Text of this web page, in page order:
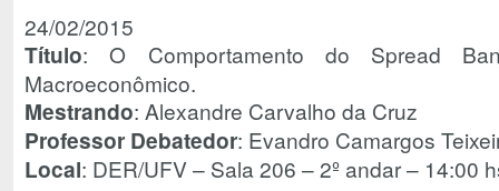
24/02/2015
Título: O Comportamento do Spread
Macroeconômico.
Mestrando: Alexandre Carvalho da Cruz
Professor Debatedor: Evandro Camargos
Local: DER/UFV – Sala 206 – 2º andar – 14:00